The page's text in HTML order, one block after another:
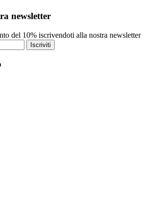
newsletter
del 10% iscrivendoti alla nostra newsletter
Iscriviti